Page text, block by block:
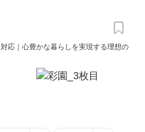
応｜心豊かな暮らしを実現する理想の